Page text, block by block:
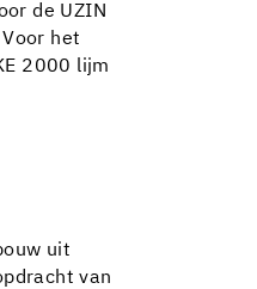
de UZIN
het
2000 lijm
uit
van